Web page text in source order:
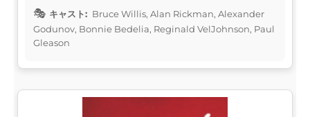
キャスト: Bruce Willis, Alan Rickman, Alexander
Godunov, Bonnie Bedelia, Reginald VelJohnson, Paul
Gleason